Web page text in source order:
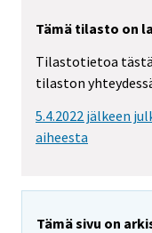
Tämä tilasto on
Tilastotietoa
tilaston
5.4.2022 jälkeen
aiheesta
Tämä sivu on